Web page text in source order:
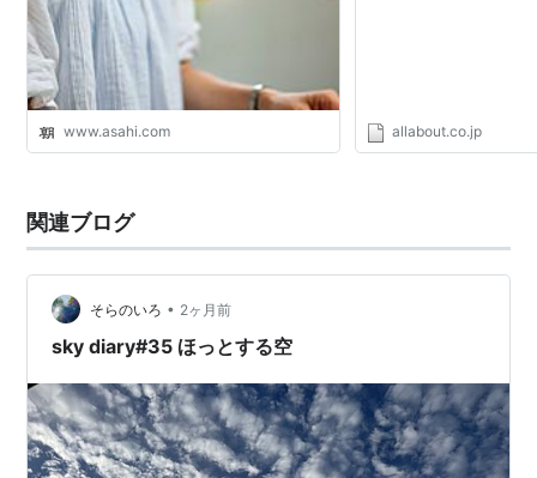
www.asahi.com allabout.co.jp
関連ブログ
そらのいろ • 2ヶ月前
sky diary#35 ほっとする空